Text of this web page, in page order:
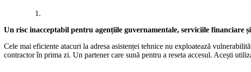
Un risc inacceptabil pentru agențiile guvernamentale, serviciile financiare
Cele mai eficiente atacuri la adresa asistenței tehnice nu exploatează
contractor în prima zi. Un partener care sună pentru a reseta accesul. Acești